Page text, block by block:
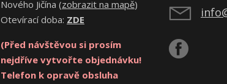
Nového Jičína (zobrazit na mapě)
Otevírací doba: ZDE
(Před návštěvou si prosím
nejdříve vytvořte objednávku!
Telefon k opravě obsluha